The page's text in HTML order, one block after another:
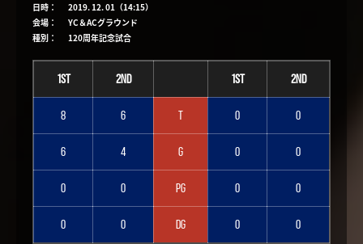
日時：
2019. 12. 01（14:15）
会場：
YC＆ACグラウンド
種別：
120周年記念試合
1st 2nd 1st 2nd
8 6 T 0 0
6 4 G 0 0
0 0 PG 0 0
0 0 DG 0 0